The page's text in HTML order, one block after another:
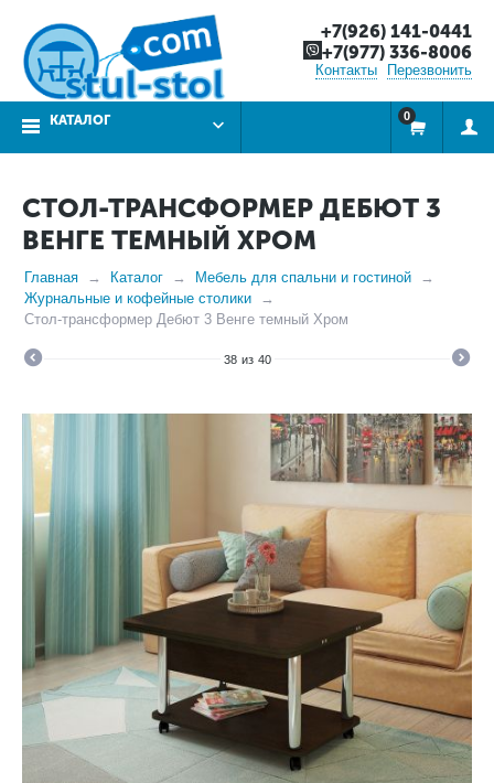
+7(926) 141-0441
+7(977) 336-8006
Контакты Перезвонить
КАТАЛОГ 0
СТОЛ-ТРАНСФОРМЕР ДЕБЮТ 3
ВЕНГЕ ТЕМНЫЙ ХРОМ
Главная Каталог
Мебель для спальни и гостиной
Журнальные и кофейные столики
Стол-трансформер Дебют 3 Венге темный Хром
38 из 40